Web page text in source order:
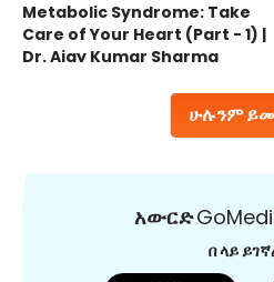
ሁሉንም
Metabolic Syndrome: Take
Care of Your Heart (Part - 1) |
Dr. Ajay Kumar Sharma
አውርድ
በ ላይ